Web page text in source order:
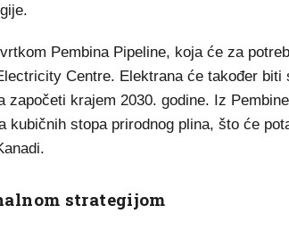
Pembina Pipeline, koja će za
Centre. Elektrana će također biti
započeti krajem 2030. godine. Iz
kubičnih stopa prirodnog plina, što će
strategijom